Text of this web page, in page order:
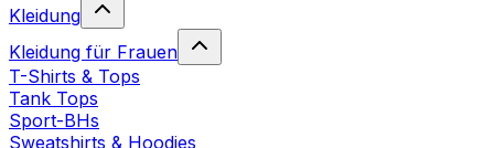
Kleidung
Kleidung für Frauen
T-Shirts & Tops
Tank Tops
Sport-BHs
Sweatshirts & Hoodies